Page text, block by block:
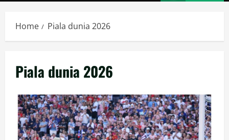
Home Piala dunia 2026
Piala dunia 2026